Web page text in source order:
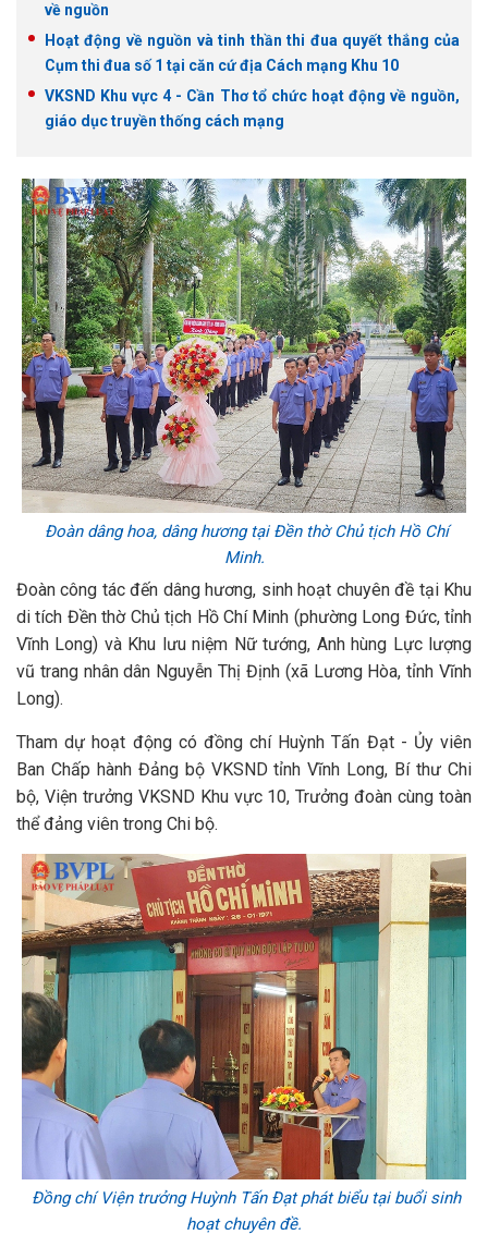
về nguồn
Hoạt động về nguồn và tinh thần thi đua quyết thắng của
Cụm thi đua số 1 tại căn cứ địa Cách mạng Khu 10
VKSND Khu vực 4 - Cần Thơ tổ chức hoạt động về nguồn,
giáo dục truyền thống cách mạng
Đoàn dâng hoa, dâng hương tại Đền thờ Chủ tịch Hồ Chí
Minh.
Đoàn công tác đến dâng hương, sinh hoạt chuyên đề tại Khu
di tích Đền thờ Chủ tịch Hồ Chí Minh (phường Long Đức, tỉnh
Vĩnh Long) và Khu lưu niệm Nữ tướng, Anh hùng Lực lượng
vũ trang nhân dân Nguyễn Thị Định (xã Lương Hòa, tỉnh Vĩnh
Long).
Tham dự hoạt động có đồng chí Huỳnh Tấn Đạt - Ủy viên
Ban Chấp hành Đảng bộ VKSND tỉnh Vĩnh Long, Bí thư Chi
bộ, Viện trưởng VKSND Khu vực 10, Trưởng đoàn cùng toàn
thể đảng viên trong Chi bộ.
Đồng chí Viện trưởng Huỳnh Tấn Đạt phát biểu tại buổi sinh
hoạt chuyên đề.